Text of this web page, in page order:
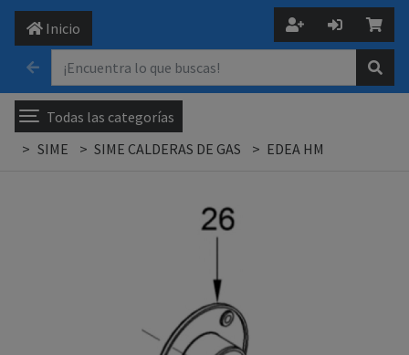
Inicio
Todas las categorías
SIME
SIME CALDERAS DE GAS EDEA HM